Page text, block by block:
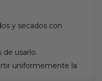
y secados con
de usarlo.
uniformemente la